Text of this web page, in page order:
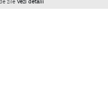
zile Vezi detalii